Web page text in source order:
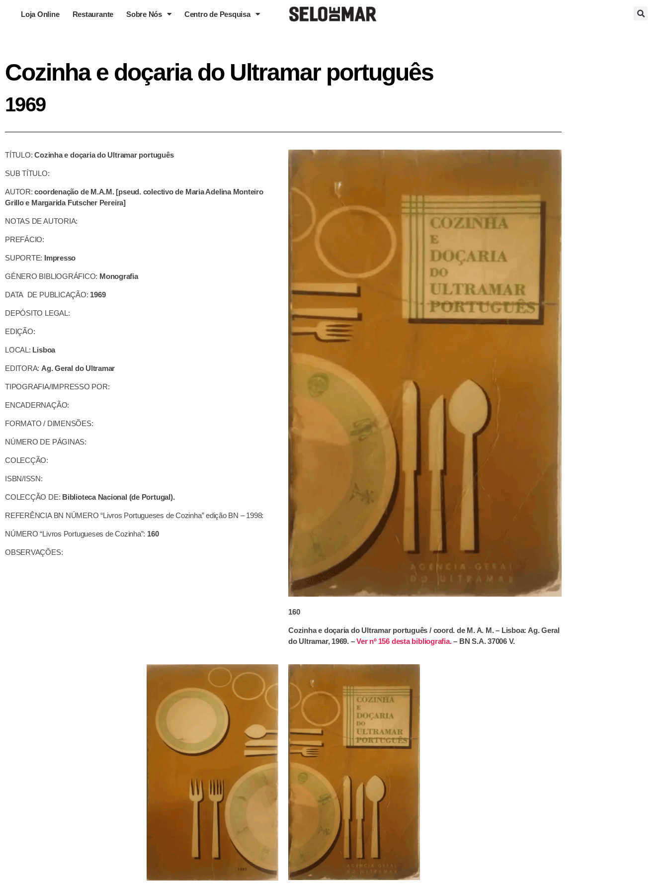
Loja Online Restaurante Sobre Nós Centro de Pesquisa
Cozinha e doçaria do Ultramar português
1969
TÍTULO:Cozinha e doçaria do Ultramar português
SUB TÍTULO:
AUTOR:coordenação de M.A.M. [pseud. colectivo de Maria Adelina Monteiro
Grillo e Margarida Futscher Pereira]
NOTAS DE AUTORIA:
PREFÁCIO:
SUPORTE: Impresso
GÉNERO BIBLIOGRÁFICO: Monografia
DATA DE PUBLICAÇÃO: 1969
DEPÓSITO LEGAL:
EDIÇÃO:
LOCAL: Lisboa
EDITORA: Ag. Geral do Ultramar
TIPOGRAFIA/IMPRESSO POR:
ENCADERNAÇÃO:
FORMATO / DIMENSÕES:
NÚMERO DE PÁGINAS:
COLECÇÃO:
ISBN/ISSN:
COLECÇÃO DE: Biblioteca Nacional (de Portugal).
REFERÊNCIA BN NÚMERO “Livros Portugueses de Cozinha” edição BN – 1998:
NÚMERO “Livros Portugueses de Cozinha”: 160
OBSERVAÇÕES:
160
Cozinha e doçaria do Ultramar português / coord. de M. A. M. – Lisboa: Ag. Geral
do Ultramar, 1969. –Ver nº 156 desta bibliografia.– BN S.A. 37006 V.